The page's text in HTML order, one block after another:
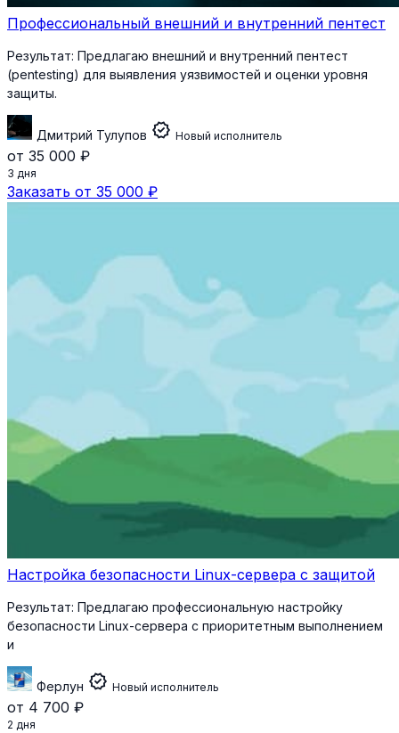
Профессиональный внешний и внутренний пентест
Результат: Предлагаю внешний и внутренний пентест
(pentesting) для выявления уязвимостей и оценки уровня
защиты.
Дмитрий Тулупов verified Новый исполнитель
от 35 000 ₽
3 дня
Заказать от 35 000 ₽
Настройка безопасности Linux-сервера с защитой
Результат: Предлагаю профессиональную настройку
безопасности Linux-сервера с приоритетным выполнением
и
Ферлун verified Новый исполнитель
от 4 700 ₽
2 дня